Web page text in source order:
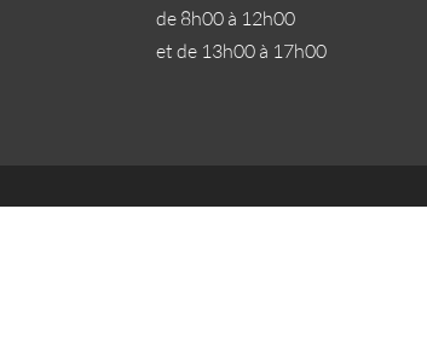
de 8h00 à 12h00
et de 13h00 à 17h00